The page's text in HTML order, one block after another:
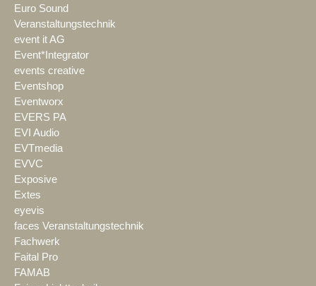
Euro Sound
Veranstaltungstechnik
event it AG
Event*Integrator
events creative
Eventshop
Eventworx
EVERS PA
EVI Audio
EVTmedia
EVVC
Exposive
Extes
eyevis
faces Veranstaltungstechnik
Fachwerk
Faital Pro
FAMAB